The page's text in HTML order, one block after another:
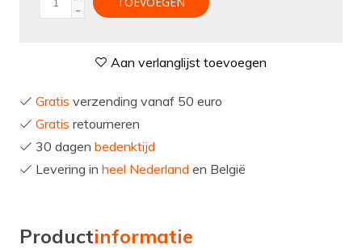
-
Aan verlanglijst toevoegen
Gratis verzending vanaf 50 euro
Gratis retourneren
30 dagen bedenktijd
Levering in heel Nederland en België
Productinformatie